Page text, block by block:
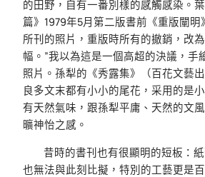
的田野，自有一番別樣的感觸感染。
篇》1979年5月第二版書前《重版闡明
所刊的照片，重版時所有的撤銷，改
幅。”我以為這是一個高超的決議，手
照片。孫犁的《秀露集》（百花文藝出
良多文末都有小小的尾花，采用的是
有天然氣味，跟孫犁平庸、天然的文
曠神怡之感。
昔時的書刊也有很顯明的短板：
也無法與此刻比擬，特別的工藝更是